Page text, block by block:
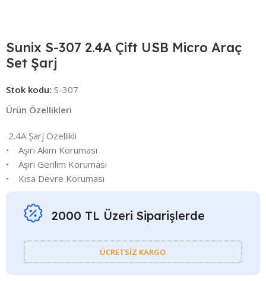
Sunix S-307 2.4A Çift USB Micro Araç
Set Şarj
Stok kodu: S-307
Ürün Özellikleri
2.4A Şarj Özellikli
• Aşırı Akım Koruması
• Aşırı Gerilim Koruması
• Kısa Devre Koruması
2000 TL Üzeri Siparişlerde
ÜCRETSİZ KARGO